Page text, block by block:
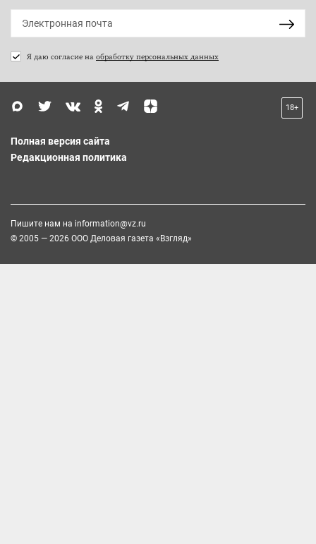
Я даю согласие на обработку персональных данных
18+
Полная версия сайта
Редакционная политика
Пишите нам на information@vz.ru
© 2005 — 2026 ООО Деловая газета «Взгляд»